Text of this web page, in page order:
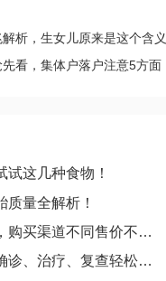
析，生女儿原来是这个含义
看，集体户落户注意5方面
这几种食物！
量全解析！
买渠道不同售价不一样
、治疗、复查轻松完成